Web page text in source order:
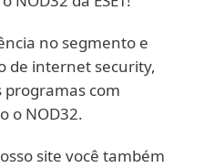
no segmento e
de internet security,
programas com
o NOD32.
site você também